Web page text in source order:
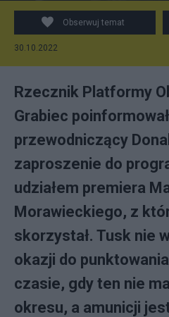
Donald Tusk chętnie
odmawia debaty z
Facebook/Donald Tusk
Obserwuj temat
30.10.2022
Rzecznik Platformy
Grabiec
przewodniczący
zaproszenie do
udziałem premiera
Morawieckiego, z
skorzystał. Tusk nie
okazji do
czasie, gdy ten nie
okresu, a amunicji